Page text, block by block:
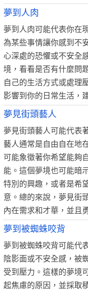
夢到人肉
夢到人肉可能代表你在
為某些事情讓你感到不
心深處的恐懼或不安全
境，看看是否有什麼問
自己的生活方式或處理
影響到你的日常生活，
夢見街頭藝人
夢見街頭藝人可能代表
藝人通常是自由自在地
可能象徵著你希望能夠
能。這個夢境也可能暗
特別的興趣，或者是希
意。總的來說，夢見街
內在需求和才華，並且
夢到被蜘蛛咬背
夢到被蜘蛛咬背可能代
陰影面或不安全感，被
受到壓力。這樣的夢境
起焦慮的原因，並採取